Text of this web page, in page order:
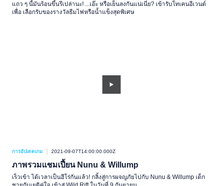
แถว ๆ นี้มันร้อนขึ้นรึเปล่านะ! ...เอ๊ะ หรือเย็นลงกันแน่เนี่ย? เข้ารับโทเคนอีเวนต์
เพื่อ เลือกรับของรางวัลธีมไฟหรือน้ำแข็งสุดพิเศษ
การอัปเดตเกม 2021-09-07T14:00:00.000Z
ภาพรวมแชมเปี้ยน Nunu & Willump
เร็วเข้า ได้เวลาเป็นฮีโร่กันแล้ว! กลิ้งสู่การผจญภัยไปกับ Nunu & Willump เด็ก